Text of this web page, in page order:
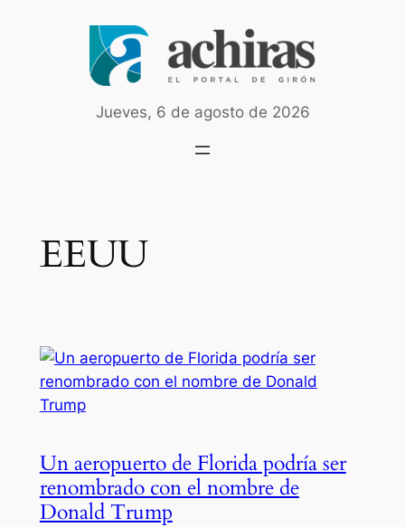
Jueves, 6 de agosto de 2026
EEUU
Un aeropuerto de Florida podría ser
renombrado con el nombre de
Donald Trump